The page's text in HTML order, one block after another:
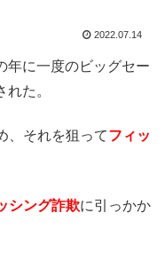
2022.07.14
年に一度のビッグセー
れた。
、それを狙ってフィッ
シング詐欺に引っかか